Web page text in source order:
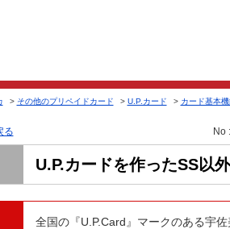
> その他のプリペイドカード > U.P.カード > カード基本
る No
U.P.カードを作ったSS以
全国の『U.P.Card』マークのある宇